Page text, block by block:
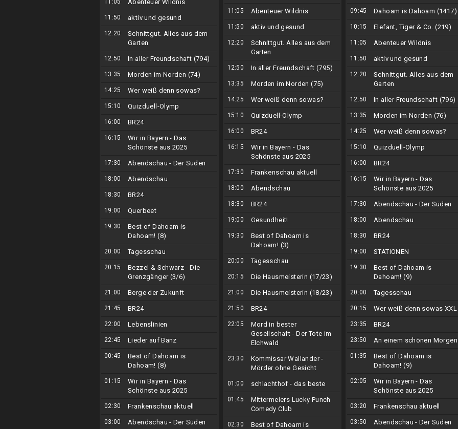
11:05 Abenteuer Wildnis
11:50 aktiv und gesund
12:20
Schnittgut. Alles aus dem
Garten
12:50 In aller Freundschaft (794)
13:35 Morden im Norden (74)
14:25 Wer weiß denn sowas?
15:10 Quizduell-Olymp
16:00 BR24
16:15
Wir in Bayern - Das
Schönste aus 2025
17:30 Abendschau - Der Süden
18:00 Abendschau
18:30 BR24
19:00 Querbeet
19:30
Best of Dahoam is
Dahoam! (8)
20:00 Tagesschau
20:15
Bezzel & Schwarz - Die
Grenzgänger (3/6)
21:00 Berge der Zukunft
21:45 BR24
22:00 Lebenslinien
22:45 Lieder auf Banz
00:45
Best of Dahoam is
Dahoam! (8)
01:15
Wir in Bayern - Das
Schönste aus 2025
02:30 Frankenschau aktuell
03:00 Abendschau - Der Süden
11:05 Abenteuer Wildnis
11:50 aktiv und gesund
12:20
Schnittgut. Alles aus dem
Garten
12:50 In aller Freundschaft (795)
13:35 Morden im Norden (75)
14:25 Wer weiß denn sowas?
15:10 Quizduell-Olymp
16:00 BR24
16:15
Wir in Bayern - Das
Schönste aus 2025
17:30 Frankenschau aktuell
18:00 Abendschau
18:30 BR24
19:00 Gesundheit!
19:30
Best of Dahoam is
Dahoam! (3)
20:00 Tagesschau
20:15 Die Hausmeisterin (17/23)
21:00 Die Hausmeisterin (18/23)
21:50 BR24
22:05
Mord in bester
Gesellschaft - Der Tote im
Elchwald
23:30
Kommissar Wallander -
Mörder ohne Gesicht
01:00 schlachthof - das beste
01:45
Mittermeiers Lucky Punch
Comedy Club
02:30
Best of Dahoam is
09:45 Dahoam is Dahoam (1417)
10:15 Elefant, Tiger & Co. (219)
11:05 Abenteuer Wildnis
11:50 aktiv und gesund
12:20
Schnittgut. Alles aus dem
Garten
12:50 In aller Freundschaft (796)
13:35 Morden im Norden (76)
14:25 Wer weiß denn sowas?
15:10 Quizduell-Olymp
16:00 BR24
16:15
Wir in Bayern - Das
Schönste aus 2025
17:30 Abendschau - Der Süden
18:00 Abendschau
18:30 BR24
19:00 STATIONEN
19:30
Best of Dahoam is
Dahoam! (9)
20:00 Tagesschau
20:15 Wer weiß denn sowas XXL
23:35 BR24
23:50 An einem schönen Morgen
01:35
Best of Dahoam is
Dahoam! (9)
02:05
Wir in Bayern - Das
Schönste aus 2025
03:20 Frankenschau aktuell
03:50 Abendschau - Der Süden